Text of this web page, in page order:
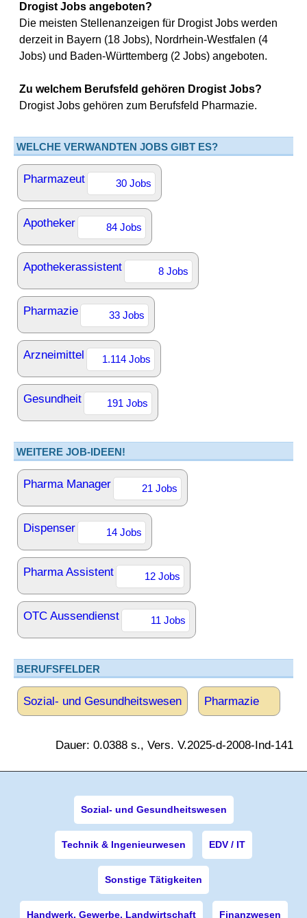
Drogist Jobs angeboten?
Die meisten Stellenanzeigen für Drogist Jobs werden
derzeit in Bayern (18 Jobs), Nordrhein-Westfalen (4
Jobs) und Baden-Württemberg (2 Jobs) angeboten.
Zu welchem Berufsfeld gehören Drogist Jobs?
Drogist Jobs gehören zum Berufsfeld Pharmazie.
WELCHE VERWANDTEN JOBS GIBT ES?
Pharmazeut 30 Jobs
Apotheker 84 Jobs
Apothekerassistent 8 Jobs
Pharmazie 33 Jobs
Arzneimittel 1.114 Jobs
Gesundheit 191 Jobs
WEITERE JOB-IDEEN!
Pharma Manager 21 Jobs
Dispenser 14 Jobs
Pharma Assistent 12 Jobs
OTC Aussendienst 11 Jobs
BERUFSFELDER
Sozial- und Gesundheitswesen Pharmazie
Dauer: 0.0388 s., Vers. V.2025-d-2008-Ind-141
Sozial- und Gesundheitswesen
Technik & Ingenieurwesen EDV / IT
Sonstige Tätigkeiten
Handwerk, Gewerbe, Landwirtschaft Finanzwesen